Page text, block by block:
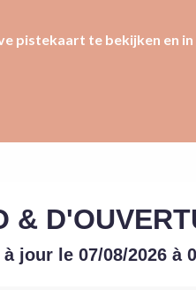
pistekaart te bekijken en